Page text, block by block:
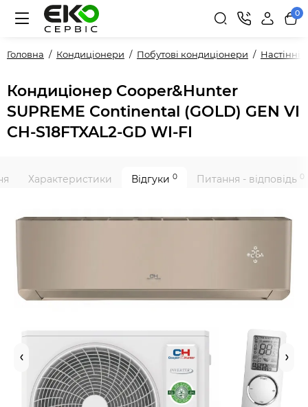
0
Головна Кондиціонери Побутові кондиціонери Настінні
Кондиціонер Cooper&Hunter
SUPREME Continental (GOLD) GEN VI
CH-S18FTXAL2-GD WI-FI
Характеристики Відгуки 0 Питання - відповідь 0